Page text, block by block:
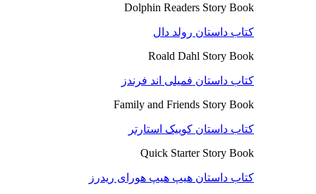
Dolphin Readers Story Book
کتاب داستان رولد دال
Roald Dahl Story Book
کتاب داستان فمیلی اند فرندز
Family and Friends Story Book
کتاب داستان کوییک استارتر
Quick Starter Story Book
کتاب داستان هیپ هیپ هورای ریدرز